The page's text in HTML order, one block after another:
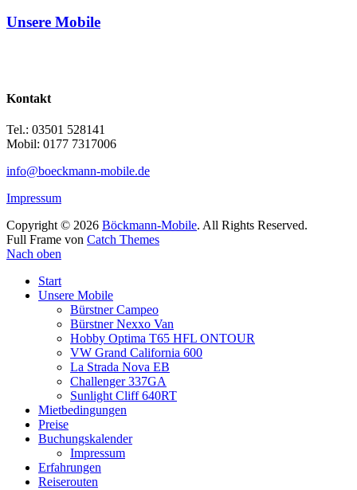
Unsere Mobile
Kontakt
Tel.: 03501 528141
Mobil: 0177 7317006
info@boeckmann-mobile.de
Impressum
Copyright © 2026 Böckmann-Mobile. All Rights Reserved.
Full Frame von Catch Themes
Nach oben
Start
Unsere Mobile
Bürstner Campeo
Bürstner Nexxo Van
Hobby Optima T65 HFL ONTOUR
VW Grand California 600
La Strada Nova EB
Challenger 337GA
Sunlight Cliff 640RT
Mietbedingungen
Preise
Buchungskalender
Impressum
Erfahrungen
Reiserouten